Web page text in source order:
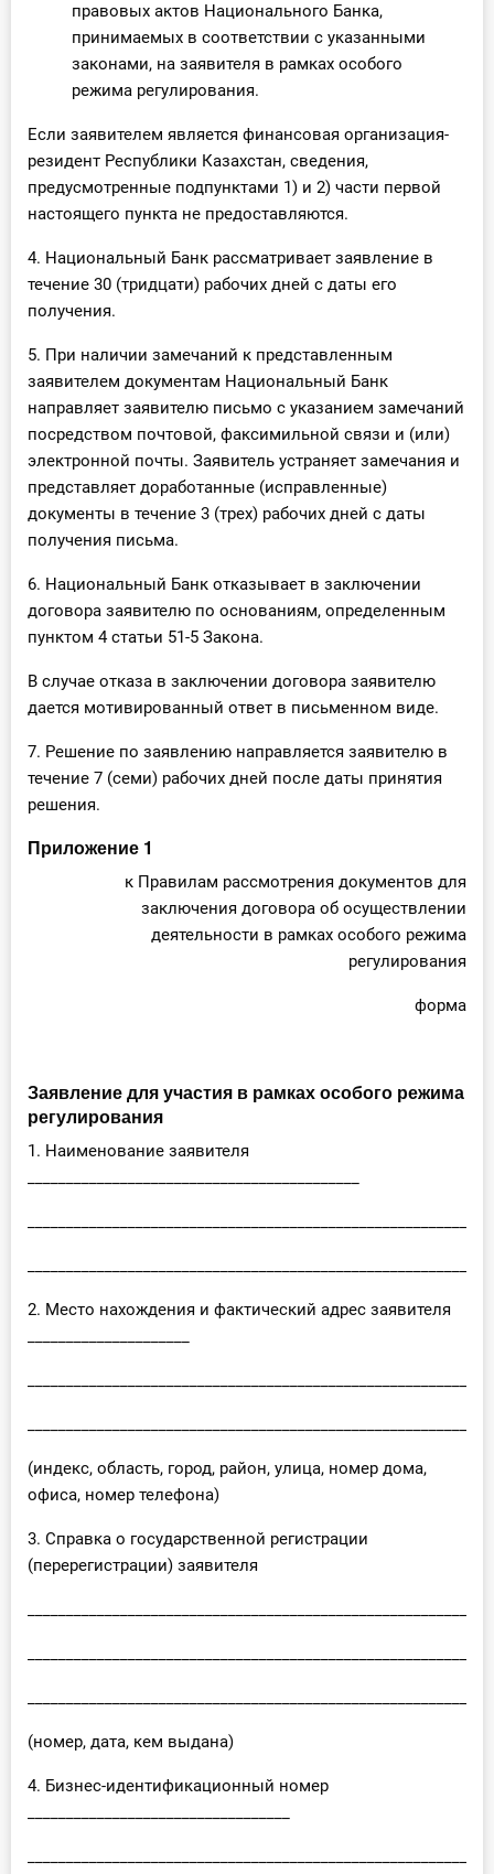
правовых актов Национального Банка,
принимаемых в соответствии с указанными
законами, на заявителя в рамках особого
режима регулирования.
Если заявителем является финансовая организация-
резидент Республики Казахстан, сведения,
предусмотренные подпунктами 1) и 2) части первой
настоящего пункта не предоставляются.
4. Национальный Банк рассматривает заявление в
течение 30 (тридцати) рабочих дней с даты его
получения.
5. При наличии замечаний к представленным
заявителем документам Национальный Банк
направляет заявителю письмо с указанием замечаний
посредством почтовой, факсимильной связи и (или)
электронной почты. Заявитель устраняет замечания и
представляет доработанные (исправленные)
документы в течение 3 (трех) рабочих дней с даты
получения письма.
6. Национальный Банк отказывает в заключении
договора заявителю по основаниям, определенным
пунктом 4 статьи 51-5 Закона.
В случае отказа в заключении договора заявителю
дается мотивированный ответ в письменном виде.
7. Решение по заявлению направляется заявителю в
течение 7 (семи) рабочих дней после даты принятия
решения.
Приложение 1
к Правилам рассмотрения документов для
заключения договора об осуществлении
деятельности в рамках особого режима
регулирования
форма
Заявление для участия в рамках особого режима
регулирования
1. Наименование заявителя
2. Место нахождения и фактический адрес заявителя
(индекс, область, город, район, улица, номер дома,
офиса, номер телефона)
3. Справка о государственной регистрации
(перерегистрации) заявителя
(номер, дата, кем выдана)
4. Бизнес-идентификационный номер